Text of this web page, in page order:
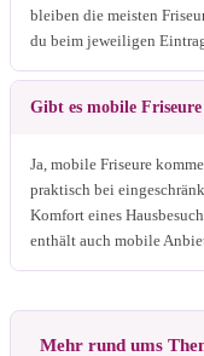
bleiben die meisten
du beim jeweiligen
Gibt es mobile
Ja, mobile Friseure
praktisch bei
Komfort eines
enthält auch mobile
Mehr rund ums